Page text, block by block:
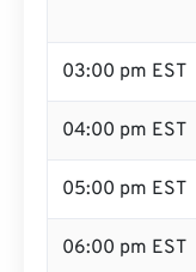
03:00 pm EST
04:00 pm EST
05:00 pm EST
06:00 pm EST